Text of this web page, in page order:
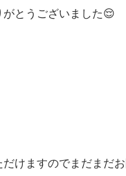
とうございました😌
けますのでまだまだ